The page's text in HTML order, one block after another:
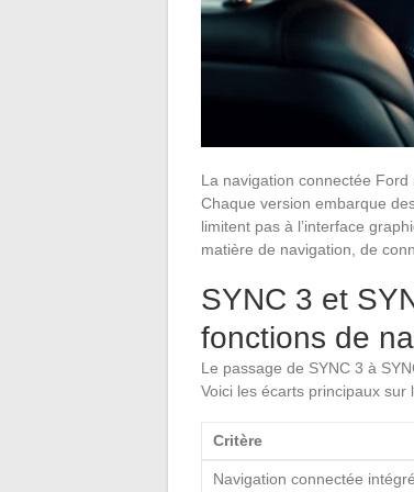
La navigation connectée
Chaque version embarque
limitent pas à l’interface
matière de navigation, de
SYNC 3 et
fonctions de
Le passage de SYNC 3 à
Voici les écarts principaux sur
Critère
Navigation connectée